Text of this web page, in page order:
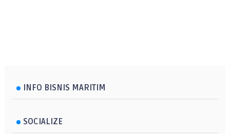
INFO BISNIS MARITIM
SOCIALIZE